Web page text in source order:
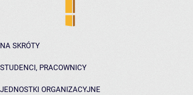
NA SKRÓTY
STUDENCI, PRACOWNICY
JEDNOSTKI ORGANIZACYJNE